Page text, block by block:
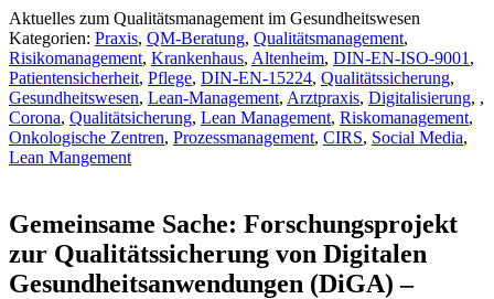
Aktuelles zum Qualitätsmanagement im Gesundheitswesen
Kategorien: Praxis, QM-Beratung, Qualitätsmanagement,
Risikomanagement, Krankenhaus, Altenheim, DIN-EN-ISO-9001 ,
Patientensicherheit, Pflege, DIN-EN-15224, Qualitätssicherung,
Gesundheitswesen, Lean-Management, Arztpraxis, Digitalisierung, ,
Corona, Qualitätsicherung, Lean Management, Riskomanagement,
Onkologische Zentren, Prozessmanagement, CIRS, Social Media,
Lean Mangement
Gemeinsame Sache: Forschungsprojekt
zur Qualitätssicherung von Digitalen
Gesundheitsanwendungen (DiGA) –